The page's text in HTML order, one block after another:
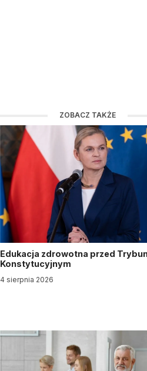
ZOBACZ TAKŻE
Edukacja zdrowotna przed
Konstytucyjnym
4 sierpnia 2026